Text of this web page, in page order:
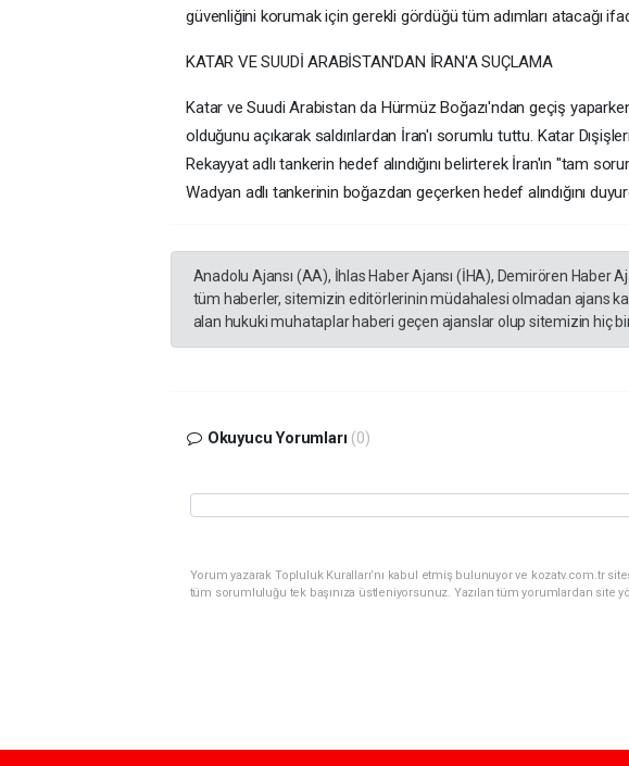
güvenliğini korumak için gerekli gördüğü tüm adımları atacağı
KATAR VE SUUDİ ARABİSTAN'DAN İRAN'A SUÇLAMA
Katar ve Suudi Arabistan da Hürmüz Boğazı'ndan geçiş
olduğunu açıkarak saldırılardan İran'ı sorumlu tuttu. Katar
Rekayyat adlı tankerin hedef alındığını belirterek İran'ın "tam
Wadyan adlı tankerinin boğazdan geçerken hedef alındığını
Anadolu Ajansı (AA), İhlas Haber Ajansı (İHA), Demirören Haber
tüm haberler, sitemizin editörlerinin müdahalesi olmadan ajans
alan hukuki muhataplar haberi geçen ajanslar olup sitemizin hiç
Okuyucu Yorumları (0)
Yorum yazarak Topluluk Kuralları’nı kabul etmiş bulunuyor ve kozatv.com.tr
tüm sorumluluğu tek başınıza üstleniyorsunuz. Yazılan tüm yorumlardan